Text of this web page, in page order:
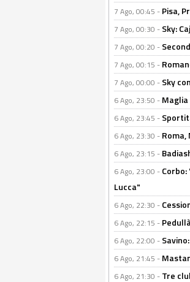
7 Ago, 00:45 - Pisa,
7 Ago, 00:30 - Sky:
7 Ago, 00:20 -
7 Ago, 00:15 -
7 Ago, 00:00 - Sky
6 Ago, 23:50 -
6 Ago, 23:45 -
6 Ago, 23:30 -
6 Ago, 23:15 -
6 Ago, 23:00 -
Lucca"
6 Ago, 22:30 -
6 Ago, 22:15 -
6 Ago, 22:00 -
6 Ago, 21:45 -
6 Ago, 21:30 - Tre